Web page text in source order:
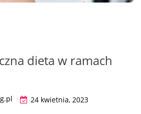
dieta w ramach
24 kwietnia, 2023